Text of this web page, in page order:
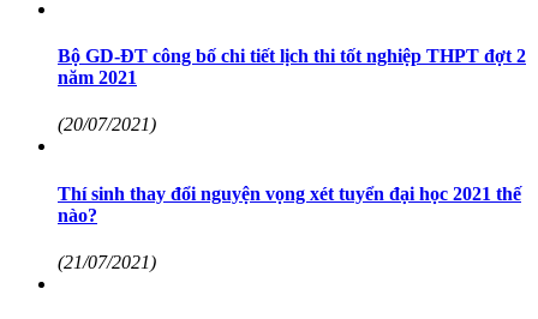
Bộ GD-ĐT công bố chi tiết lịch thi tốt nghiệp THPT đợt 2
năm 2021
(20/07/2021)
Thí sinh thay đổi nguyện vọng xét tuyển đại học 2021 thế
nào?
(21/07/2021)